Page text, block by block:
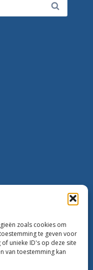
zoals cookies om
te geven voor
unieke ID's op deze site
van toestemming kan
Zoeken